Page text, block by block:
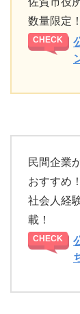
数量限定
民間企業
おすすめ！
社会人経
載！